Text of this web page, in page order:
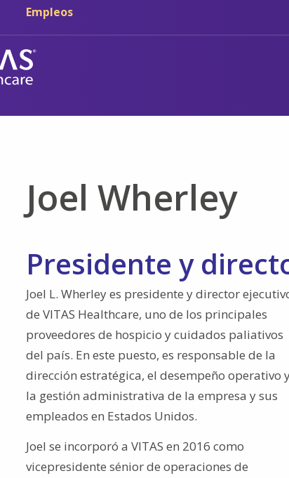
Ir al contenido principal
Ir a navegación
Empleos
Joel Wherley
Presidente y
Joel L. Wherley es presidente y director
de VITAS Healthcare, uno de los principales
proveedores de hospicio y cuidados paliativos
del país. En este puesto, es responsable de la
dirección estratégica, el desempeño operativo
la gestión administrativa de la empresa y sus
empleados en Estados Unidos.
Joel se incorporó a VITAS en 2016 como
vicepresidente sénior de operaciones de